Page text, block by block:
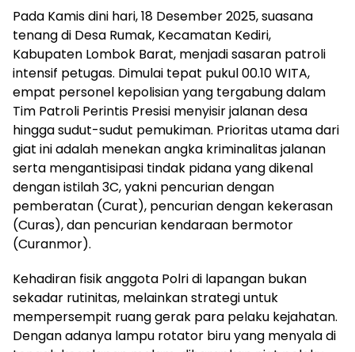
Pada Kamis dini hari, 18 Desember 2025, suasana
tenang di Desa Rumak, Kecamatan Kediri,
Kabupaten Lombok Barat, menjadi sasaran patroli
intensif petugas. Dimulai tepat pukul 00.10 WITA,
empat personel kepolisian yang tergabung dalam
Tim Patroli Perintis Presisi menyisir jalanan desa
hingga sudut-sudut pemukiman. Prioritas utama dari
giat ini adalah menekan angka kriminalitas jalanan
serta mengantisipasi tindak pidana yang dikenal
dengan istilah 3C, yakni pencurian dengan
pemberatan (Curat), pencurian dengan kekerasan
(Curas), dan pencurian kendaraan bermotor
(Curanmor).
Kehadiran fisik anggota Polri di lapangan bukan
sekadar rutinitas, melainkan strategi untuk
mempersempit ruang gerak para pelaku kejahatan.
Dengan adanya lampu rotator biru yang menyala di